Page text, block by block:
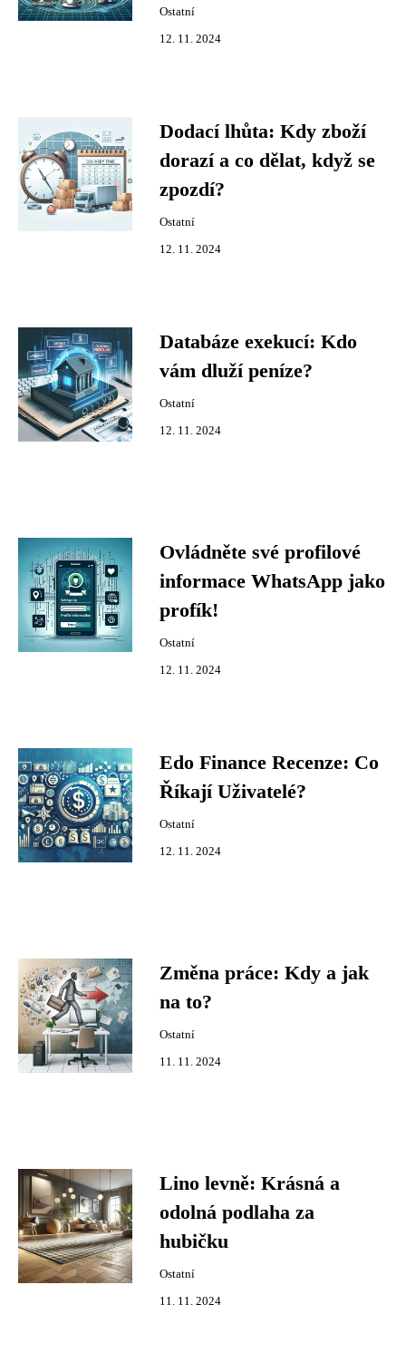
Ostatní
12. 11. 2024
Dodací lhůta: Kdy zboží
dorazí a co dělat, když se
zpozdí?
Ostatní
12. 11. 2024
Databáze exekucí: Kdo
vám dluží peníze?
Ostatní
12. 11. 2024
Ovládněte své profilové
informace WhatsApp jako
profík!
Ostatní
12. 11. 2024
Edo Finance Recenze: Co
Říkají Uživatelé?
Ostatní
12. 11. 2024
Změna práce: Kdy a jak
na to?
Ostatní
11. 11. 2024
Lino levně: Krásná a
odolná podlaha za
hubičku
Ostatní
11. 11. 2024